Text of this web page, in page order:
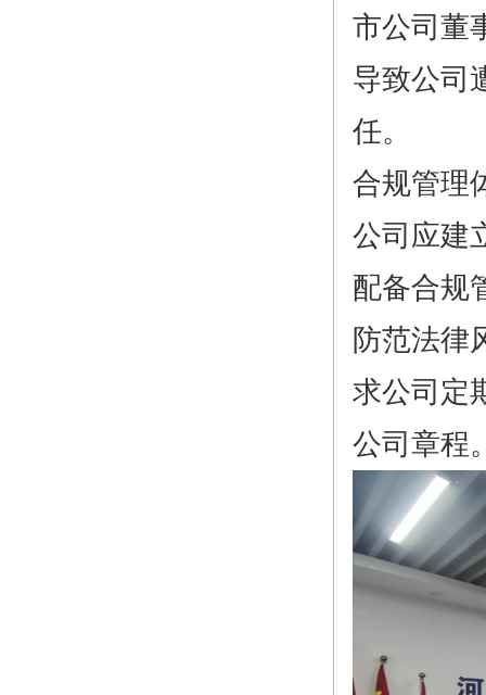
市公司董
导致公司
任。
合规管理
公司应建
配备合规
防范法律
求公司定
公司章程